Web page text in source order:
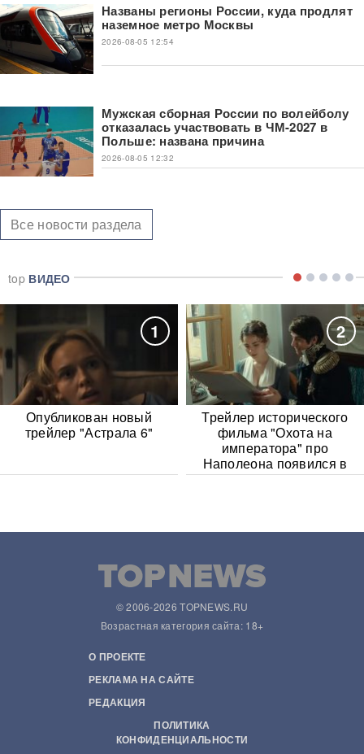
Названы регионы России, куда продлят
наземное метро Москвы
2026-08-05 12:54
Мужская сборная России по волейболу
отказалась участвовать в ЧМ-2027 в
Польше: названа причина
2026-08-05 12:32
Все новости раздела
top ВИДЕО
1
Опубликован новый
трейлер "Астрала 6"
2
Трейлер исторического
фильма "Охота на
императора" про
Наполеона появился в
Сети
© 2006-2026 TOPNEWS.RU
Возрастная категория сайта: 18+
О ПРОЕКТЕ
РЕКЛАМА НА САЙТЕ
РЕДАКЦИЯ
ПОЛИТИКА
КОНФИДЕНЦИАЛЬНОСТИ